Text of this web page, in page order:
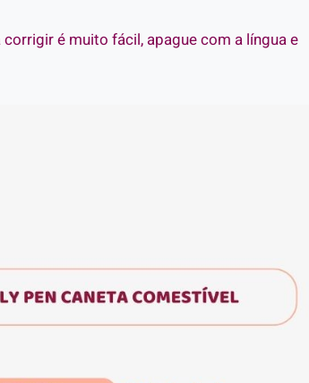
é muito fácil, apague com a língua e